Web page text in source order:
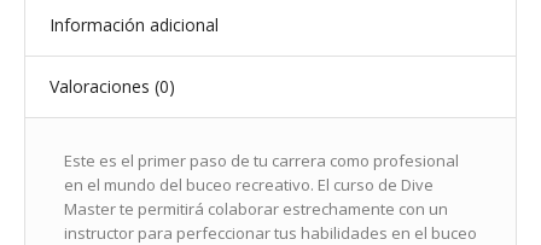
Información adicional
Valoraciones (0)
Este es el primer paso de tu carrera como profesional
en el mundo del buceo recreativo. El curso de Dive
Master te permitirá colaborar estrechamente con un
instructor para perfeccionar tus habilidades en el buceo